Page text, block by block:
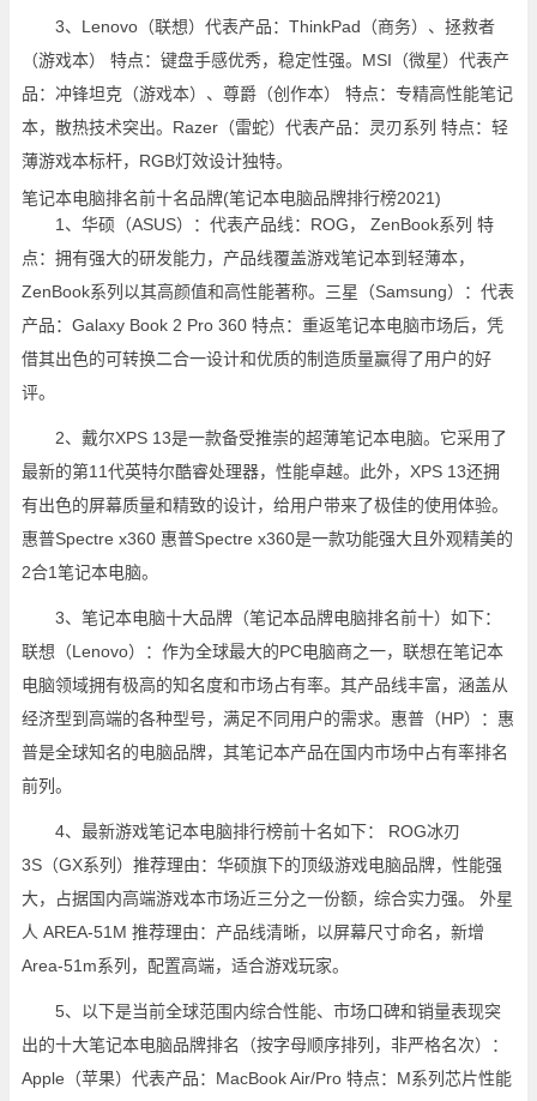
3、Lenovo（联想）代表产品：ThinkPad（商务）、拯救者
（游戏本） 特点：键盘手感优秀，稳定性强。MSI（微星）代表产
品：冲锋坦克（游戏本）、尊爵（创作本） 特点：专精高性能笔记
本，散热技术突出。Razer（雷蛇）代表产品：灵刃系列 特点：轻
薄游戏本标杆，RGB灯效设计独特。
笔记本电脑排名前十名品牌(笔记本电脑品牌排行榜2021)
1、华硕（ASUS）：代表产品线：ROG， ZenBook系列 特
点：拥有强大的研发能力，产品线覆盖游戏笔记本到轻薄本，
ZenBook系列以其高颜值和高性能著称。三星（Samsung）：代表
产品：Galaxy Book 2 Pro 360 特点：重返笔记本电脑市场后，凭
借其出色的可转换二合一设计和优质的制造质量赢得了用户的好
评。
2、戴尔XPS 13是一款备受推崇的超薄笔记本电脑。它采用了
最新的第11代英特尔酷睿处理器，性能卓越。此外，XPS 13还拥
有出色的屏幕质量和精致的设计，给用户带来了极佳的使用体验。
惠普Spectre x360 惠普Spectre x360是一款功能强大且外观精美的
2合1笔记本电脑。
3、笔记本电脑十大品牌（笔记本品牌电脑排名前十）如下：
联想（Lenovo）：作为全球最大的PC电脑商之一，联想在笔记本
电脑领域拥有极高的知名度和市场占有率。其产品线丰富，涵盖从
经济型到高端的各种型号，满足不同用户的需求。惠普（HP）：惠
普是全球知名的电脑品牌，其笔记本产品在国内市场中占有率排名
前列。
4、最新游戏笔记本电脑排行榜前十名如下： ROG冰刃
3S（GX系列）推荐理由：华硕旗下的顶级游戏电脑品牌，性能强
大，占据国内高端游戏本市场近三分之一份额，综合实力强。 外星
人 AREA-51M 推荐理由：产品线清晰，以屏幕尺寸命名，新增
Area-51m系列，配置高端，适合游戏玩家。
5、以下是当前全球范围内综合性能、市场口碑和销量表现突
出的十大笔记本电脑品牌排名（按字母顺序排列，非严格名次）：
Apple（苹果）代表产品：MacBook Air/Pro 特点：M系列芯片性能